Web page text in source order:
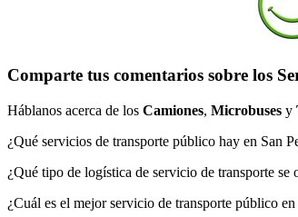
Comparte tus comentarios sobre los
Háblanos acerca de los Camiones, Microbuses y
¿Qué servicios de transporte público hay en San
¿Qué tipo de logística de servicio de transporte
¿Cuál es el mejor servicio de transporte público